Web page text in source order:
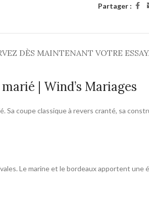
Partager :
DÈS MAINTENANT VOTRE
| Wind’s Mariages
Sa coupe classique à revers cranté, sa
Le marine et le bordeaux apportent